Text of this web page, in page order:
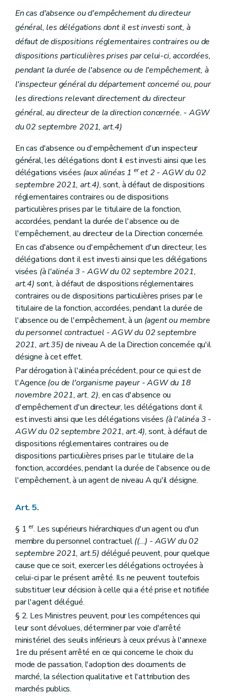
Art. 115/3
Art. 115/4
Art. 115/4/1
Sous-section 2 (Dispositions particulières - AGW du 18 novembre 2021, art. 27)
Art. 115/5
Art. 115/6
Art. 115/7
Art. 115/8
Art. 115/9
Chapitre VI Dispositions relatives au Service public de Wallonie Territoire, Logement, Patrimoine, Energie
Section 1 re Délégations budgétaires
Art.
115/10 - AGW du 19 avril 2024, art.23
Art. 116
Art. 118
Art. 119
Art. 120
Section 2
Dispositions particulières
Art. 121
Art. 122
Art. 123
Art. 124
Art. 125
Art. 126
Art. 127
Art. 128
Art. 129
Art. 130
Art. 131
Art. 132
Section 3 Dispositions particulières à l'Agence wallonne du Patrimoine
Sous-section 1
Délégations budgétaires
Art. 133
Art. 134
Art. 135
Art. 136
Art. 137
Art. 138
Sous-section 2 Dispositions particulières
Art. 139
Art. 140
Art. 141
Art. 142
Chapitre VII Dispositions relatives au Service public Intérieur et Action sociale
Section 1 re Délégation budgétaire
Art. 143
Section 2 Dispositions particulières au Fonds wallon des calamités publiques
Art. 144
Art. 145
Art. 148
Art. 149
Art. 150
Section 2 Dispositions particulières
Sous-section 1 Dispositions particulières à la Direction générale
Art. 151
Art. 152
Art. 153
Art. 154
Art. 155
Art. 156
Art. 157
Art. 158
Art. 159
Art. 160
Art. 161
Sous-section 2 Dispositions particulières au Département de l'Emploi et de la Formation professionnelle
Art. 162
En cas d'absence ou d'empêchement du directeur
général, les délégations dont il est investi sont, à
défaut de dispositions réglementaires contraires ou de
dispositions particulières prises par celui-ci, accordées,
pendant la durée de l'absence ou de l'empêchement, à
l'inspecteur général du département concerné ou, pour
les directions relevant directement du directeur
général, au directeur de la direction concernée. - AGW
du 02 septembre 2021, art.4)
En cas d'absence ou d'empêchement d'un inspecteur
général, les délégations dont il est investi ainsi que les
délégations visées (aux alinéas 1 eret 2 - AGW du 02
septembre 2021, art.4), sont, à défaut de dispositions
réglementaires contraires ou de dispositions
particulières prises par le titulaire de la fonction,
accordées, pendant la durée de l'absence ou de
l'empêchement, au directeur de la Direction concernée.
En cas d'absence ou d'empêchement d'un directeur, les
délégations dont il est investi ainsi que les délégations
visées (à l'alinéa 3 - AGW du 02 septembre 2021,
art.4) sont, à défaut de dispositions réglementaires
contraires ou de dispositions particulières prises par le
titulaire de la fonction, accordées, pendant la durée de
l'absence ou de l'empêchement, à un (agent ou membre
du personnel contractuel - AGW du 02 septembre
2021, art.35)de niveau A de la Direction concernée qu'il
désigne à cet effet.
Par dérogation à l'alinéa précédent, pour ce qui est de
l'Agence (ou de l'organisme payeur - AGW du 18
novembre 2021, art. 2), en cas d'absence ou
d'empêchement d'un directeur, les délégations dont il
est investi ainsi que les délégations visées (à l'alinéa 3 -
AGW du 02 septembre 2021, art.4), sont, à défaut de
dispositions réglementaires contraires ou de
dispositions particulières prises par le titulaire de la
fonction, accordées, pendant la durée de l'absence ou de
l'empêchement, à un agent de niveau A qu'il désigne.
Art. 5.
§ 1 er. Les supérieurs hiérarchiques d'un agent ou d'un
membre du personnel contractuel((...) - AGW du 02
septembre 2021, art.5) délégué peuvent, pour quelque
cause que ce soit, exercer les délégations octroyées à
celui-ci par le présent arrêté. Ils ne peuvent toutefois
substituer leur décision à celle qui a été prise et notifiée
par l'agent délégué.
§ 2. Les Ministres peuvent, pour les compétences qui
leur sont dévolues, déterminer par voie d'arrêté
ministériel des seuils inférieurs à ceux prévus à l'annexe
1re du présent arrêté en ce qui concerne le choix du
mode de passation, l'adoption des documents de
marché, la sélection qualitative et l'attribution des
marchés publics.